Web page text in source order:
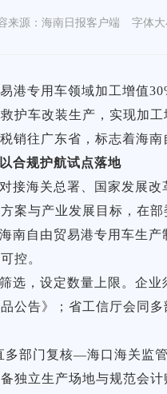
来源：海南日报客户端 字体
港专用车领域加工增值
护车改装生产，实现加
销往广东省，标志着海
合规护航试点落地
接海关总署、国家发展
案与产业发展目标，在
南自由贸易港专用车生
控。
选，设定数量上限。企
公告》；省工信厅会同
部门复核—海口海关监
独立生产场地与规范会